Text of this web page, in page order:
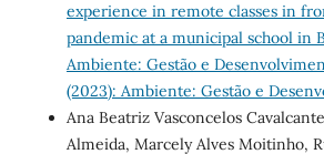
experience in remote classes in
pandemic at a municipal school in
Ambiente: Gestão e
(2023): Ambiente: Gestão e
Ana Beatriz Vasconcelos
Almeida, Marcely Alves Moitinho,